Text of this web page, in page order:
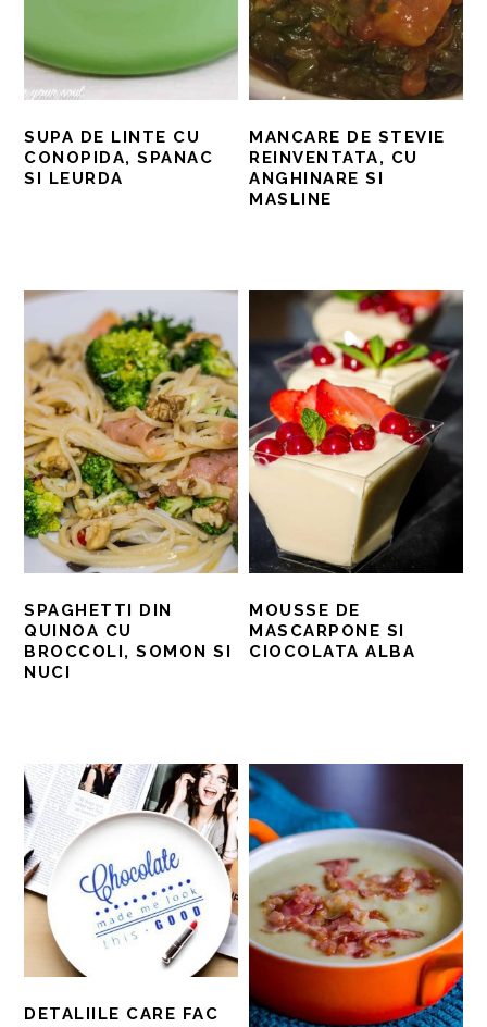
SUPA DE LINTE CU
CONOPIDA, SPANAC
SI LEURDA
MANCARE DE STEVIE
REINVENTATA, CU
ANGHINARE SI
MASLINE
SPAGHETTI DIN
QUINOA CU
BROCCOLI, SOMON SI
NUCI
MOUSSE DE
MASCARPONE SI
CIOCOLATA ALBA
DETALIILE CARE FAC